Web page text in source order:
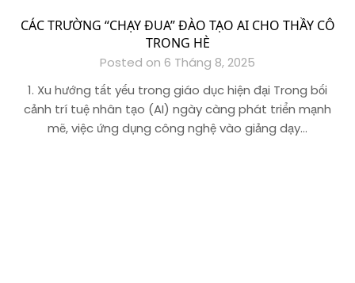
CÁC TRƯỜNG “CHẠY ĐUA” ĐÀO TẠO AI CHO THẦY CÔ
TRONG HÈ
Posted on 6 Tháng 8, 2025
1. Xu hướng tất yếu trong giáo dục hiện đại Trong bối
cảnh trí tuệ nhân tạo (AI) ngày càng phát triển mạnh
mẽ, việc ứng dụng công nghệ vào giảng dạy…